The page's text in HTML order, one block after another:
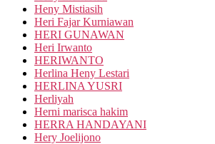
Heny Mistiasih
Heri Fajar Kurniawan
HERI GUNAWAN
Heri Irwanto
HERIWANTO
Herlina Heny Lestari
HERLINA YUSRI
Herliyah
Herni marisca hakim
HERRA HANDAYANI
Hery Joelijono